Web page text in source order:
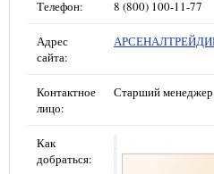
Телефон: 8 (800) 100-11-77
Адрес
сайта:
Контактное
лицо:
Старший менеджер
Как
добраться: